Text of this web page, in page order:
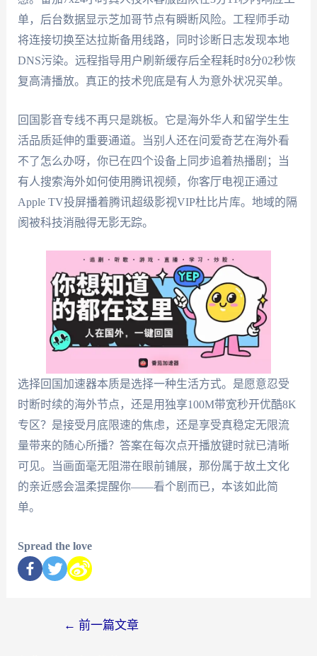
单，后台数据显示芝加哥节点有瞬断风险。工程师手动
将连接切换至达拉斯备用线路，同时诊断日志发现本地
DNS污染。远程指导用户刷新缓存后全程耗时8分02秒恢
复高清播放。真正的技术兜底是有人为意外状况买单。
回国影音专线不再只是跳板。它是海外华人和留学生生
活品质延伸的重要通道。当别人还在问爱奇艺在海外看
不了怎么办呀，你已在四个设备上同步追着热播剧；当
有人搜索海外如何使用腾讯视频，你客厅电视正通过
Apple TV投屏播着腾讯超级影视VIP杜比片库。地域的隔
阂被科技消融得无影无踪。
选择回国加速器本质是选择一种生活方式。是愿意忍受
时断时续的海外节点，还是用独享100M带宽秒开优酷8K
专区？是接受月底限速的焦虑，还是享受真稳定无限流
量带来的随心所播？答案在每次点开播放键时就已清晰
可见。当画面毫无阻滞在眼前铺展，那份属于故土文化
的亲近感会温柔提醒你——看个剧而已，本该如此简
单。
Spread the love
← 前一篇文章